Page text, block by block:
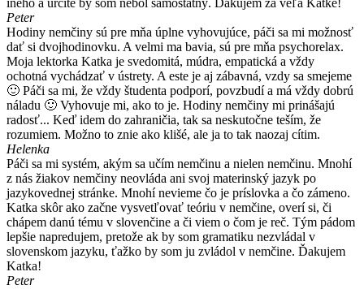
iného a určite by som nebol samostatný. Ďakujem za veľa Katke!
Peter
Hodiny nemčiny sú pre mňa úplne vyhovujúce, páči sa mi možnosť
dať si dvojhodinovku. A velmi ma bavia, sú pre mňa psychorelax.
Moja lektorka Katka je svedomitá, múdra, empatická a vždy
ochotná vychádzať v ústrety. A este je aj zábavná, vzdy sa smejeme
🙂 Páči sa mi, že vždy študenta podporí, povzbudí a má vždy dobrú
náladu 🙂 Vyhovuje mi, ako to je. Hodiny nemčiny mi prinášajú
radosť... Keď idem do zahraničia, tak sa neskutočne teším, že
rozumiem. Možno to znie ako klišé, ale ja to tak naozaj cítim.
Helenka
Páči sa mi systém, akým sa učím nemčinu a nielen nemčinu. Mnohí
z nás žiakov nemčiny neovláda ani svoj materinský jazyk po
jazykovednej stránke. Mnohí nevieme čo je príslovka a čo zámeno.
Katka skôr ako začne vysvetľovať teóriu v nemčine, overí si, či
chápem danú tému v slovenčine a či viem o čom je reč. Tým pádom
lepšie napredujem, pretože ak by som gramatiku nezvládal v
slovenskom jazyku, ťažko by som ju zvládol v nemčine. Ďakujem
Katka!
Peter